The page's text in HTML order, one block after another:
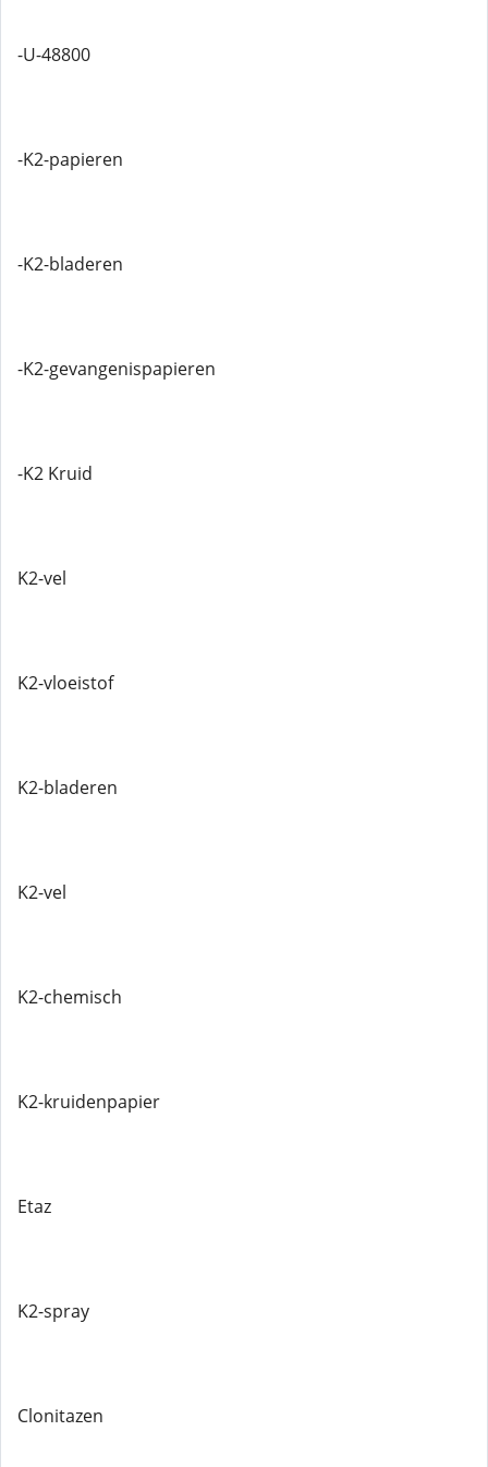
-U-48800
-K2-papieren
-K2-bladeren
-K2-gevangenispapieren
-K2 Kruid
K2-vel
K2-vloeistof
K2-bladeren
K2-vel
K2-chemisch
K2-kruidenpapier
Etaz
K2-spray
Clonitazen